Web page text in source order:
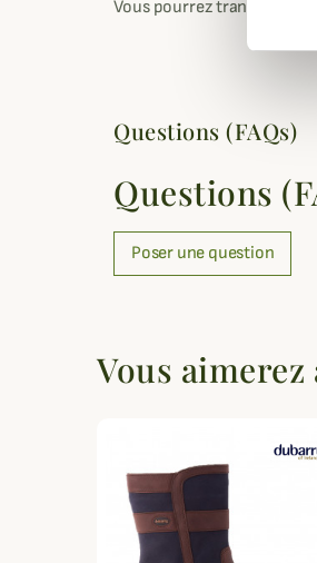
Vous pourrez transportez
Questions (FAQs)
Questions
Poser une question
Vous aimerez